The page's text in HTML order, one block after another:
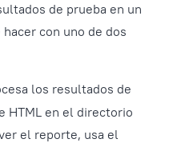
de prueba en un
con uno de dos
los resultados de
HTML en el directorio
el reporte, usa el